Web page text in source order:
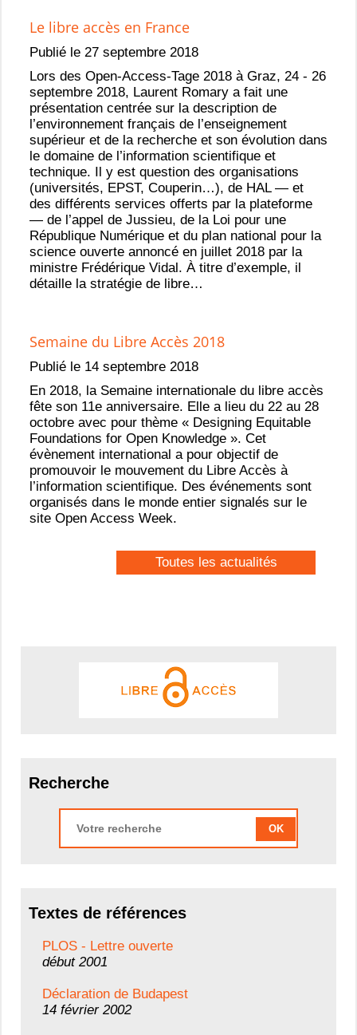
Le libre accès en France
Publié le 27 septembre 2018
Lors des Open-Access-Tage 2018 à Graz, 24 - 26
septembre 2018, Laurent Romary a fait une
présentation centrée sur la description de
l’environnement français de l’enseignement
supérieur et de la recherche et son évolution dans
le domaine de l’information scientifique et
technique. Il y est question des organisations
(universités, EPST, Couperin…), de HAL — et
des différents services offerts par la plateforme
— de l’appel de Jussieu, de la Loi pour une
République Numérique et du plan national pour la
science ouverte annoncé en juillet 2018 par la
ministre Frédérique Vidal. À titre d’exemple, il
détaille la stratégie de libre…
Semaine du Libre Accès 2018
Publié le 14 septembre 2018
En 2018, la Semaine internationale du libre accès
fête son 11e anniversaire. Elle a lieu du 22 au 28
octobre avec pour thème « Designing Equitable
Foundations for Open Knowledge ». Cet
évènement international a pour objectif de
promouvoir le mouvement du Libre Accès à
l’information scientifique. Des événements sont
organisés dans le monde entier signalés sur le
site Open Access Week.
Toutes les actualités
Recherche
OK
Textes de références
PLOS - Lettre ouverte
début 2001
Déclaration de Budapest
14 février 2002